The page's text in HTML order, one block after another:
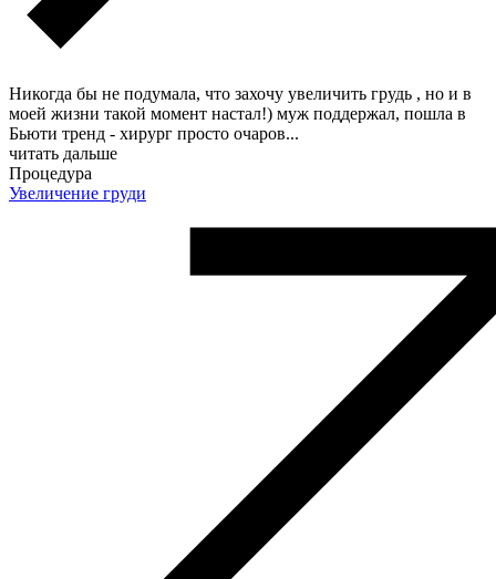
Никогда бы не подумала, что захочу увеличить грудь , но и в
моей жизни такой момент настал!) муж поддержал, пошла в
Бьюти тренд - хирург просто очаров...
читать дальше
Процедура
Увеличение груди